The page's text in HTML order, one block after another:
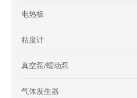
电热板
粘度计
真空泵/蠕动泵
气体发生器